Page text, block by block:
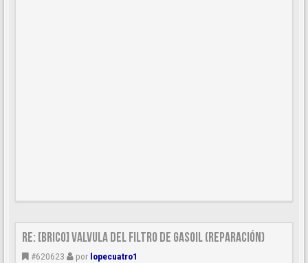
Re: [BRICO] Valvula del filtro de gasoil (reparación)
#620623 por lopecuatro1